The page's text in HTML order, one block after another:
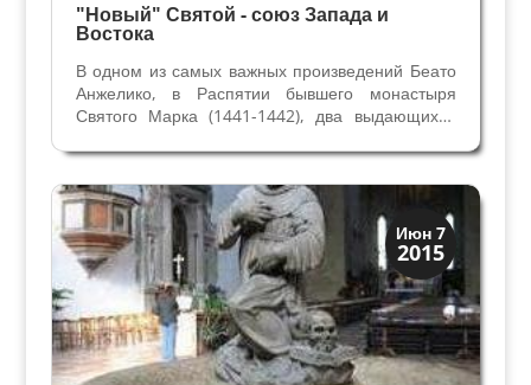
"Новый" Святой - союз Запада и
Востока
В одном из самых важных произведений Беато
Анжелико, в Распятии бывшего монастыря
Святого Марка (1441-1442), два выдающихся
распознаны. Речь идет о двух святых епископах,
которые участвуют в монументальном шествии
религиозных...
Июн 7
2015
Венецианская
Верона